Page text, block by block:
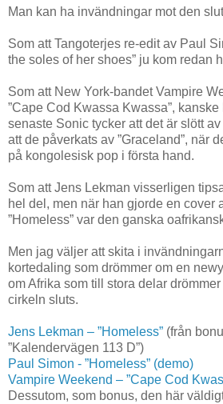
Man kan ha invändningar mot den
Som att Tangoterjes re-edit av Paul
the soles of her shoes” ju kom redan
Som att New York-bandet Vampire
”Cape Cod Kwassa Kwassa”, kanske
senaste Sonic tycker att det är slött
att de påverkats av ”Graceland”, när
på kongolesisk pop i första hand.
Som att Jens Lekman visserligen
hel del, men när han gjorde en cover
”Homeless” var den ganska
Men jag väljer att skita i
kortedaling som drömmer om en
om Afrika som till stora delar
cirkeln sluts.
Jens Lekman – ”Homeless” (från
”Kalendervägen 113 D”)
Paul Simon - ”Homeless” (demo)
Vampire Weekend – ”Cape Cod
Dessutom, som bonus, den här